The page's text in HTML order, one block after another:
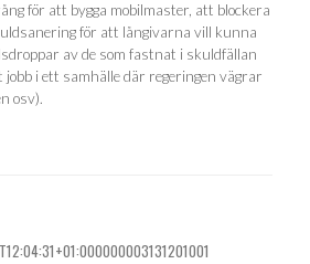
för att bygga mobilmaster, att blockera
för att långivarna vill kunna
av de som fastnat i skuldfällan
jobb i ett samhälle där regeringen vägrar
osv).